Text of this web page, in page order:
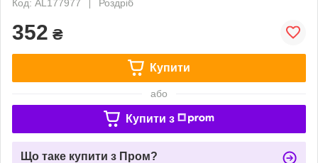
Код: AL177977
Роздріб
352 ₴
Купити
або
Купити з
Що таке купити з Пром?